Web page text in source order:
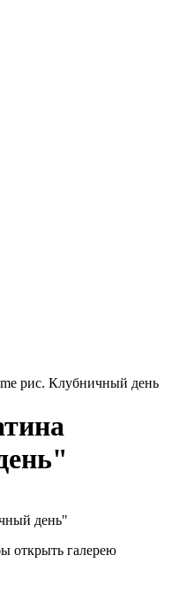
рис. Клубничный день
открыть галерею